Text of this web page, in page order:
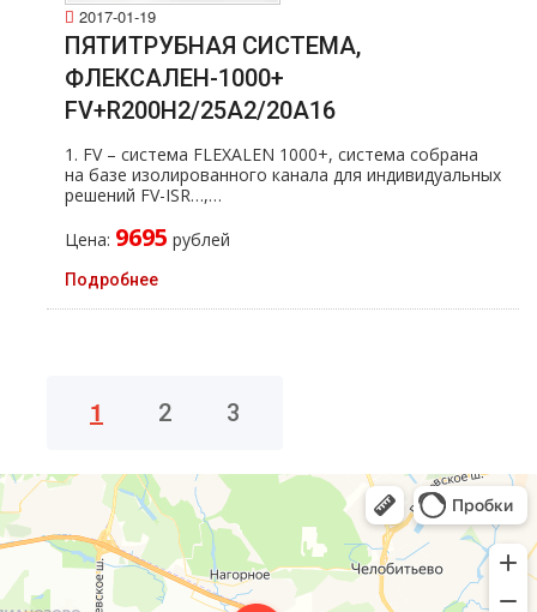
2017-01-19
ПЯТИТРУБНАЯ СИСТЕМА,
ФЛЕКСАЛЕН-1000+
FV+R200H2/25A2/20A16
1. FV – система FLEXALEN 1000+, система собрана
на базе изолированного канала для индивидуальных
решений FV-ISR…,…
Цена: 9695 рублей
Подробнее
1 2 3